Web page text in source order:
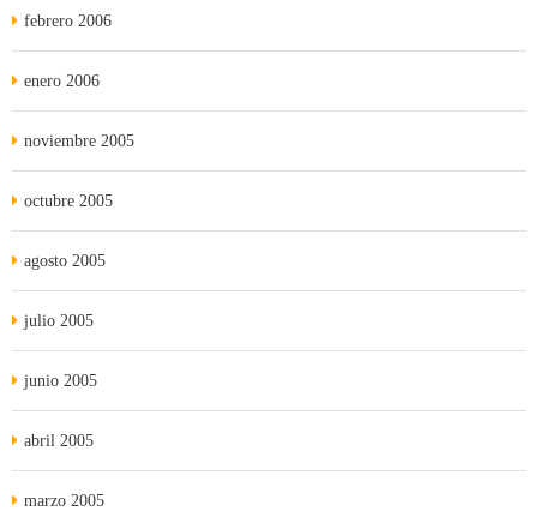
febrero 2006
enero 2006
noviembre 2005
octubre 2005
agosto 2005
julio 2005
junio 2005
abril 2005
marzo 2005